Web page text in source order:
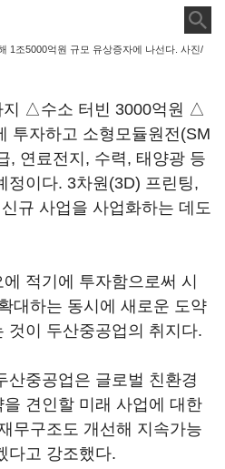
1조5000억원 규모 유상증자에 나선다. 사진/
지 △수소 터빈 3000억원 △
투자하고 소형모듈원전(SM
, 연료전지, 수력, 태양광 등
정이다. 3차원(3D) 프린팅,
규 사업을 사업화하는 데도
적기에 투자함으로써 시
대하는 동시에 새로운 도약
것이 두산중공업의 취지다.
산중공업은 글로벌 친환경
견인할 미래 사업에 대한
무구조도 개선해 지속가능
다고 강조했다.